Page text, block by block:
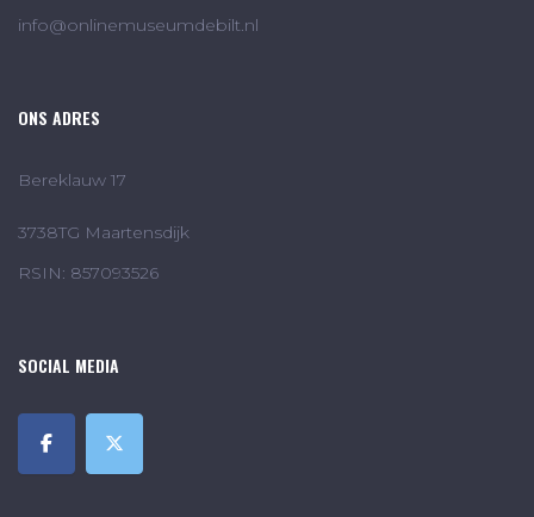
info@onlinemuseumdebilt.nl
ONS ADRES
Bereklauw 17
3738TG Maartensdijk
RSIN: 857093526
SOCIAL MEDIA